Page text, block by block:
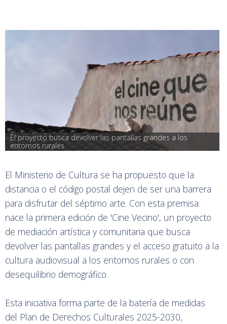
El proyecto busca devolver las pantallas grandes a los
entornos rurales
El Ministerio de Cultura se ha propuesto que la
distancia o el código postal dejen de ser una barrera
para disfrutar del séptimo arte. Con esta premisa
nace la primera edición de 'Cine Vecino', un proyecto
de mediación artística y comunitaria que busca
devolver las pantallas grandes y el acceso gratuito a la
cultura audiovisual a los entornos rurales o con
desequilibrio demográfico.
Esta iniciativa forma parte de la batería de medidas
del Plan de Derechos Culturales 2025-2030,